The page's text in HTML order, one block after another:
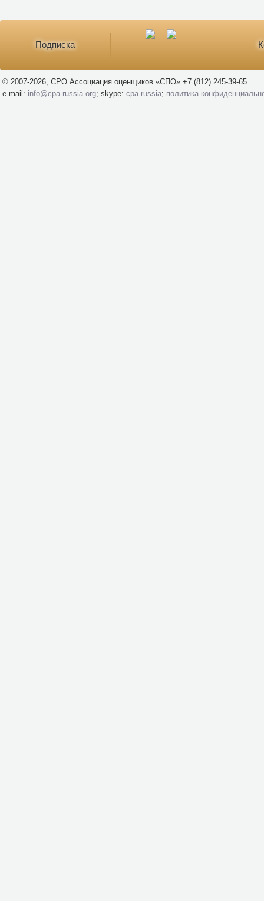
Подписка
© 2007-2026, СРО Ассоциация оценщиков «СПО» +7 (812) 245-39-65
e-mail: info@cpa-russia.org; skype: cpa-russia; политика